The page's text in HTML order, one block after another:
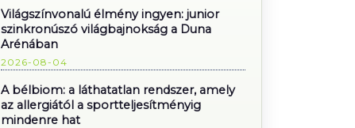
Világszínvonalú élmény ingyen: junior
szinkronúszó világbajnokság a Duna
Arénában
2026-08-04
A bélbiom: a láthatatlan rendszer, amely
az allergiától a sportteljesítményig
mindenre hat